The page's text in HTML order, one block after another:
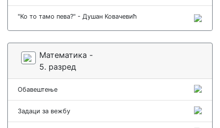
"Ко то тамо пева?" - Душан Ковачевић
Математика -
5. разред
Обавештење
Задаци за вежбу